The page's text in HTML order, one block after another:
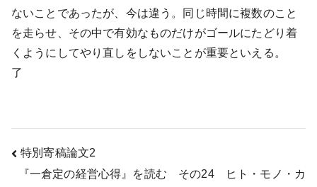
ないことであったが、今は違う。同じ時間に複数のこと
を走らせ、その中で有効なものだけがゴールにたどり着
くようにしてやり直しをしないことが重要といえる。
了
投
特別寄稿論文2
『一倉定の経営心得』を読む その24 ヒト・モノ・カ